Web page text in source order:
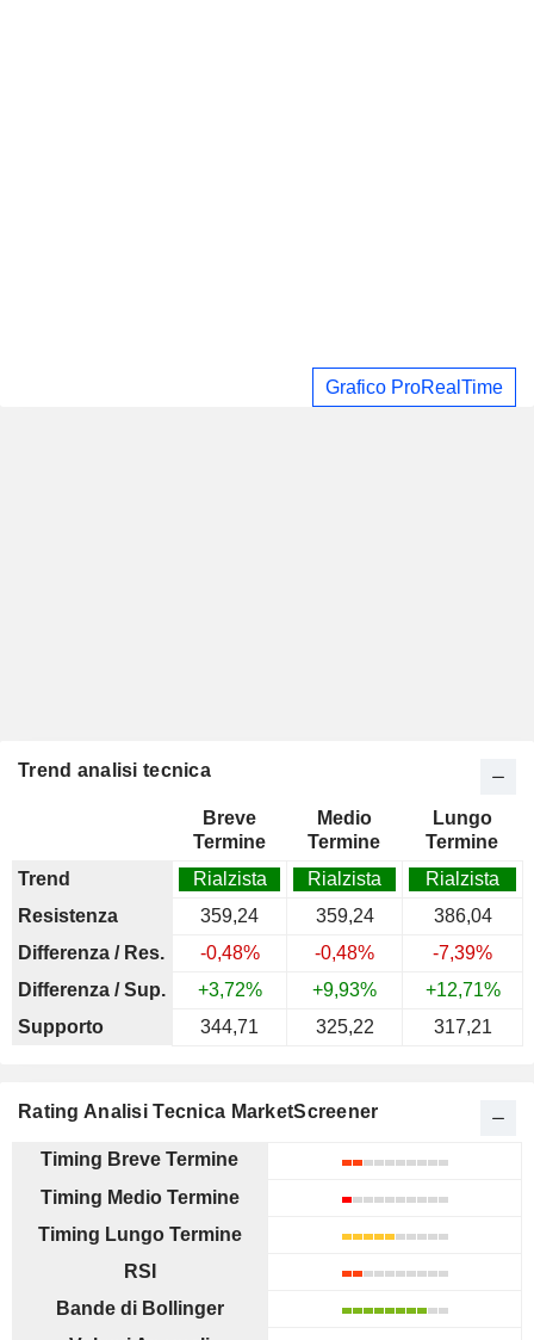
Grafico ProRealTime
Trend analisi tecnica
Breve
Termine
Medio
Termine
Lungo
Termine
Trend
Rialzista Rialzista
Rialzista
Resistenza
359,24 359,24
386,04
Differenza / Res.
-0,48% -0,48%
-7,39%
Differenza / Sup.
+3,72% +9,93%
+12,71%
Supporto
344,71 325,22 317,21
Rating Analisi Tecnica MarketScreener
Timing Breve Termine
Timing Medio Termine
Timing Lungo Termine
RSI
Bande di Bollinger